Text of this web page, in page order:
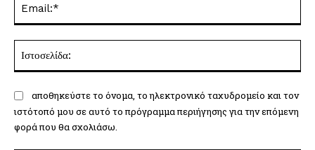
αποθηκεύστε το όνομα, το ηλεκτρονικό ταχυδρομείο και τον
ιστότοπό μου σε αυτό το πρόγραμμα περιήγησης για την επόμενη
φορά που θα σχολιάσω.